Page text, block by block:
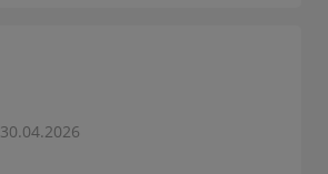
30.04.2026